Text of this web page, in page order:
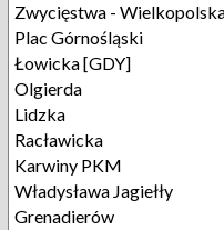
Zwycięstwa -
Plac Górnośląski
Łowicka [GDY]
Olgierda
Lidzka
Racławicka
Karwiny PKM
Władysława Jagiełły
Grenadierów